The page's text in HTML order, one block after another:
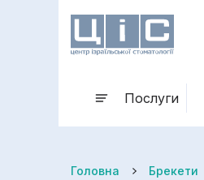
Послуги
Головна Брекети